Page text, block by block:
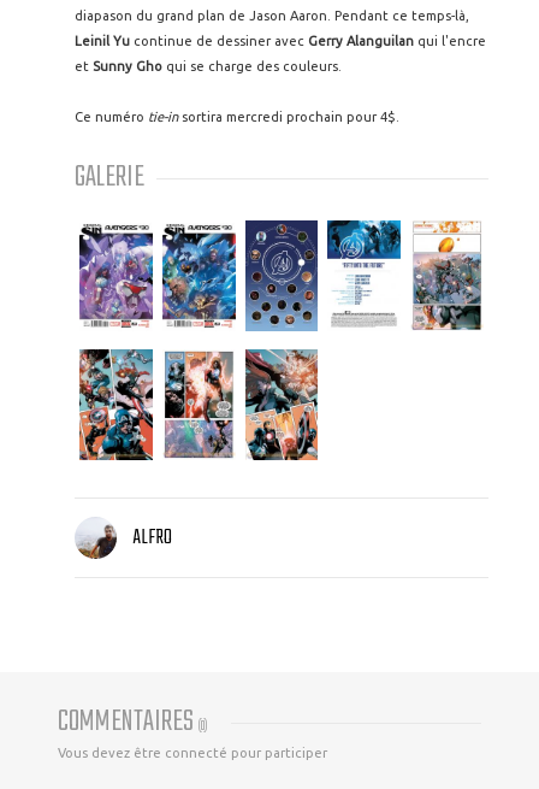
diapason du grand plan de Jason Aaron. Pendant ce temps-là,
Leinil Yu continue de dessiner avec Gerry Alanguilan qui l'encre
et Sunny Gho qui se charge des couleurs.
Ce numéro tie-insortira mercredi prochain pour 4$.
GALERIE
ALFRO
COMMENTAIRES (0)
Vous devez être connecté pour participer